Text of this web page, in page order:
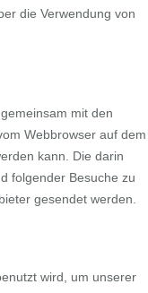
die Verwendung von
mit den
Webbrowser auf dem
kann. Die darin
folgender Besuche zu
gesendet werden.
wird, um unserer